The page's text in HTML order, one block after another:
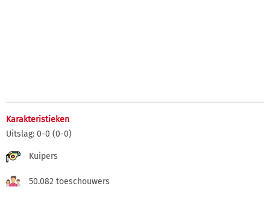
Karakteristieken
Uitslag: 0-0 (0-0)
Kuipers
50.082 toeschouwers